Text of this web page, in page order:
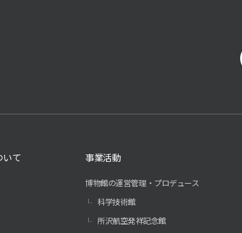
いて 事業活動
博物館の運営管理・プロデュース
科学技術館
所沢航空発祥記念館